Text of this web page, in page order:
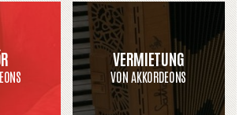
VERMIETUNG
VON AKKORDEONS